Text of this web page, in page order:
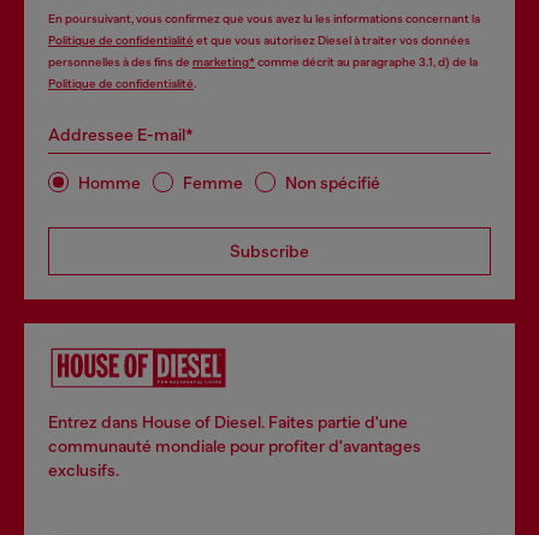
En poursuivant, vous confirmez que vous avez lu les informations concernant la
Politique de confidentialité et que vous autorisez Diesel à traiter vos données
personnelles à des fins de marketing*comme décrit au paragraphe 3.1, d) de la
Politique de confidentialité.
Addressee E-mail*
Homme Femme Non spécifié
Subscribe
Entrez dans House of Diesel. Faites partie d'une
communauté mondiale pour profiter d'avantages
exclusifs.